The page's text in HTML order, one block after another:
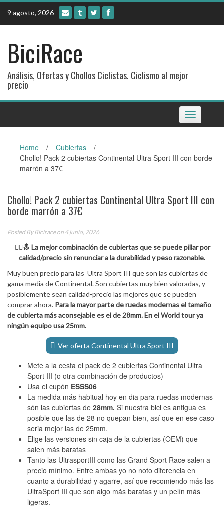
Skip
content
9 agosto, 2026
BiciRace
Análisis, Ofertas y Chollos Ciclistas. Ciclismo al mejor
precio
Toggle
navigation
Home / Cubiertas
/
Chollo! Pack 2 cubiertas Continental Ultra Sport III con borde
marrón a 37€
Chollo! Pack 2 cubiertas Continental Ultra Sport III con
borde marrón a 37€
Posted ByBiciraceon 4 junio, 2026
🚴‍♂️🔝 La mejor combinación de cubiertas que se puede pillar por
calidad/precio sin renunciar a la durabilidad y peso razonable.
Muy buen precio para las Ultra Sport III que son las cubiertas de
gama media de Continental. Son cubiertas muy bien valoradas, y
posiblemente sean calidad-precio las mejores que se pueden
comprar ahora. Para la mayor parte de ruedas modernas el tamaño
de cubierta más aconsejable es el de 28mm. En el World tour ya
ningún equipo usa 25mm.
Ver oferta Continental Ultra Sport III
Mete a la cesta el pack de 2 cubiertas Continental Ultra
Sport III (o otra combinación de productos)
Usa el cupón ESSS06
La medida más habitual hoy en dia para ruedas modernas
són las cubiertas de 28mm. Si nuestra bici es antigua es
posible que las de 28 no quepan bien, así que en ese caso
seria mejor las de 25mm.
Elige las versiones sin caja de la cubiertas (OEM) que
salen más baratas
Tanto las UltrasportIII como las Grand Sport Race salen a
precio mínimo. Entre ambas yo no noto diferencia en
cuanto a durabilidad y agarre, así que recomiendo más las
UltraSport III que son algo más baratas y un pelín más
ligeras.